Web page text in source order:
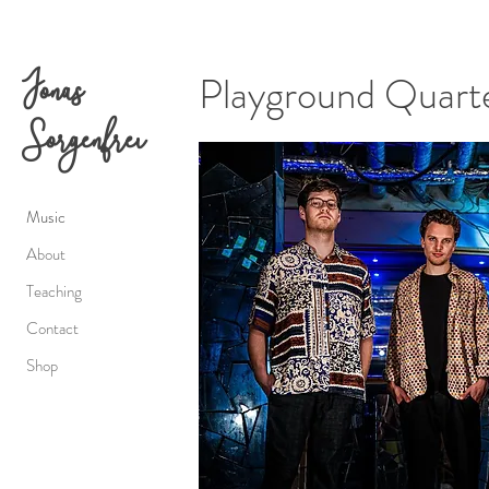
Jonas
Music
About
Teaching
Contact
Shop
Sorgenfrei
Playground